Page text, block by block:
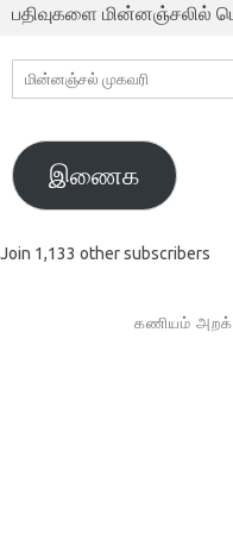
பதிவுகளை மின்னஞ்சலில்
மின்னஞ்சல்
முகவரி
இணைக
Join 1,133 other subscribers
கணியம்